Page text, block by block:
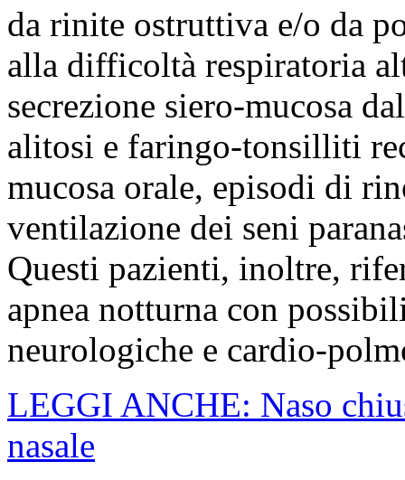
da rinite ostruttiva e/o da
alla difficoltà respiratoria
secrezione siero-mucosa
alitosi e faringo-tonsilliti
mucosa orale, episodi di
ventilazione dei seni
Questi pazienti, inoltre,
apnea notturna con
neurologiche e cardio-
LEGGI ANCHE: Naso
nasale